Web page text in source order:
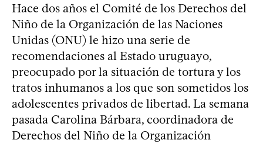
Hace dos años el Comité de los Derechos del
Niño de la Organización de las Naciones
Unidas (ONU) le hizo una serie de
recomendaciones al Estado uruguayo,
preocupado por la situación de tortura y los
tratos inhumanos a los que son sometidos los
adolescentes privados de libertad. La semana
pasada Carolina Bárbara, coordinadora de
Derechos del Niño de la Organización